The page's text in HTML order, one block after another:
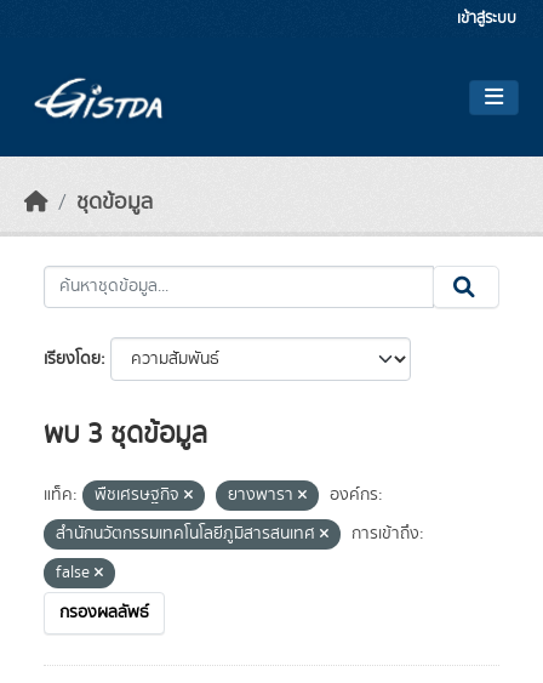
เข้าสู่ระบบ
ชุดข้อมูล
เรียงโดย
พบ 3 ชุดข้อมูล
แท็ค: พืชเศรษฐกิจ ยางพารา
องค์กร:
สำนักนวัตกรรมเทคโนโลยีภูมิสารสนเทศ
การเข้าถึง:
false
กรองผลลัพธ์